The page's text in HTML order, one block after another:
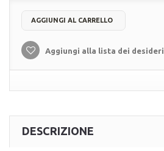
AGGIUNGI AL CARRELLO
Aggiungi alla lista dei desideri
DESCRIZIONE